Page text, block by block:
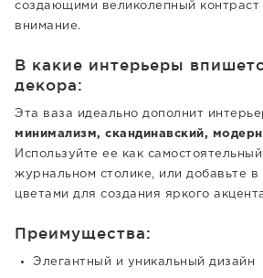
создающими великолепный
внимание.
В какие интерьеры
декора:
Эта ваза идеально дополнит
минимализм, скандинавский,
Используйте ее как
журнальном столике, или добавьте в
цветами для создания яркого
Преимущества:
Элегантный и уникальный дизайн